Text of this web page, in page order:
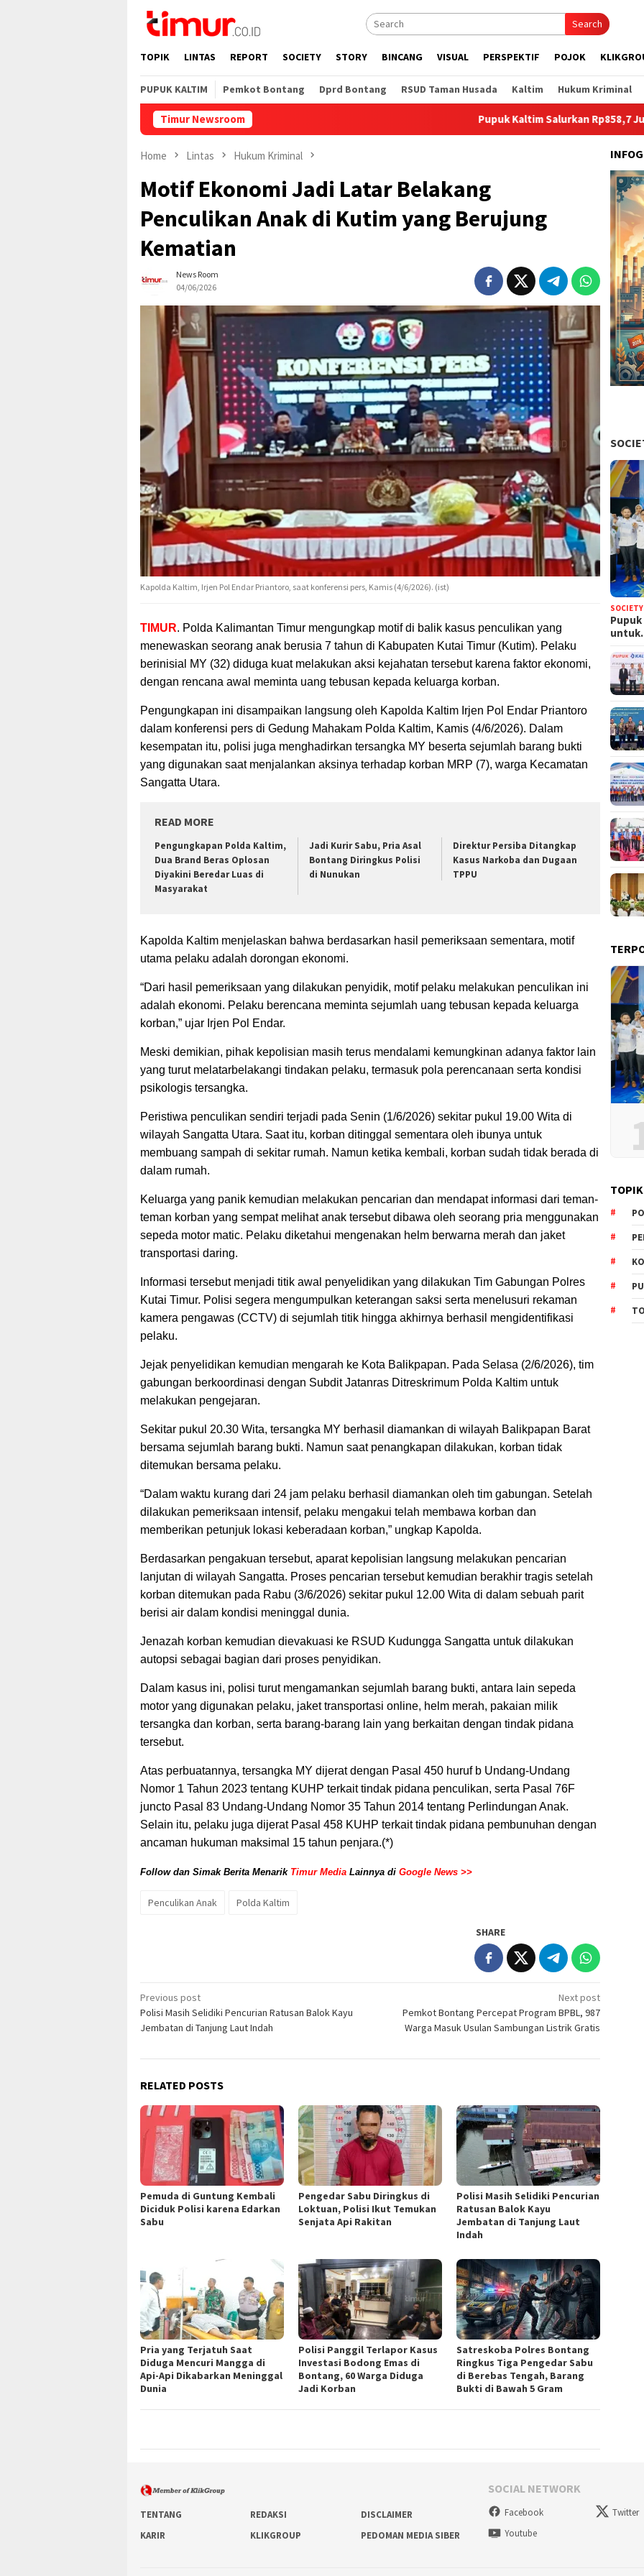
content
Search
TOPIK LINTAS REPORT SOCIETY STORY BINCANG VISUAL PERSPEKTIF POJOK
PUPUK KALTIM Pemkot Bontang Dprd Bontang RSUD Taman Husada Kaltim Hukum Kriminal
Timur Newsroom Pupuk Kaltim Salurkan Rp858,7 Juta untuk
Home Lintas Hukum Kriminal
Motif Ekonomi Jadi Latar Belakang
Penculikan Anak di Kutim yang Berujung
Kematian
News Room
04/06/2026
Kapolda Kaltim, Irjen Pol Endar Priantoro, saat konferensi pers, Kamis (4/6/2026). (ist)
TIMUR. Polda Kalimantan Timur mengungkap motif di balik kasus penculikan yang
menewaskan seorang anak berusia 7 tahun di Kabupaten Kutai Timur (Kutim). Pelaku
berinisial MY (32) diduga kuat melakukan aksi kejahatan tersebut karena faktor ekonomi,
dengan rencana awal meminta uang tebusan kepada keluarga korban.
Pengungkapan ini disampaikan langsung oleh Kapolda Kaltim Irjen Pol Endar Priantoro
dalam konferensi pers di Gedung Mahakam Polda Kaltim, Kamis (4/6/2026). Dalam
kesempatan itu, polisi juga menghadirkan tersangka MY beserta sejumlah barang bukti
yang digunakan saat menjalankan aksinya terhadap korban MRP (7), warga Kecamatan
Sangatta Utara.
READ MORE
Pengungkapan Polda Kaltim,
Dua Brand Beras Oplosan
Diyakini Beredar Luas di
Masyarakat
Jadi Kurir Sabu, Pria Asal
Bontang Diringkus Polisi
di Nunukan
Direktur Persiba Ditangkap
Kasus Narkoba dan Dugaan
TPPU
Kapolda Kaltim menjelaskan bahwa berdasarkan hasil pemeriksaan sementara, motif
utama pelaku adalah dorongan ekonomi.
“Dari hasil pemeriksaan yang dilakukan penyidik, motif pelaku melakukan penculikan ini
adalah ekonomi. Pelaku berencana meminta sejumlah uang tebusan kepada keluarga
korban,” ujar Irjen Pol Endar.
Meski demikian, pihak kepolisian masih terus mendalami kemungkinan adanya faktor lain
yang turut melatarbelakangi tindakan pelaku, termasuk pola perencanaan serta kondisi
psikologis tersangka.
Peristiwa penculikan sendiri terjadi pada Senin (1/6/2026) sekitar pukul 19.00 Wita di
wilayah Sangatta Utara. Saat itu, korban ditinggal sementara oleh ibunya untuk
membuang sampah di sekitar rumah. Namun ketika kembali, korban sudah tidak berada di
dalam rumah.
Keluarga yang panik kemudian melakukan pencarian dan mendapat informasi dari teman-
teman korban yang sempat melihat anak tersebut dibawa oleh seorang pria menggunakan
sepeda motor matic. Pelaku diketahui mengenakan helm berwarna merah dan jaket
transportasi daring.
Informasi tersebut menjadi titik awal penyelidikan yang dilakukan Tim Gabungan Polres
Kutai Timur. Polisi segera mengumpulkan keterangan saksi serta menelusuri rekaman
kamera pengawas (CCTV) di sejumlah titik hingga akhirnya berhasil mengidentifikasi
pelaku.
Jejak penyelidikan kemudian mengarah ke Kota Balikpapan. Pada Selasa (2/6/2026), tim
gabungan berkoordinasi dengan Subdit Jatanras Ditreskrimum Polda Kaltim untuk
melakukan pengejaran.
Sekitar pukul 20.30 Wita, tersangka MY berhasil diamankan di wilayah Balikpapan Barat
bersama sejumlah barang bukti. Namun saat penangkapan dilakukan, korban tidak
ditemukan bersama pelaku.
“Dalam waktu kurang dari 24 jam pelaku berhasil diamankan oleh tim gabungan. Setelah
dilakukan pemeriksaan intensif, pelaku mengakui telah membawa korban dan
memberikan petunjuk lokasi keberadaan korban,” ungkap Kapolda.
Berdasarkan pengakuan tersebut, aparat kepolisian langsung melakukan pencarian
lanjutan di wilayah Sangatta. Proses pencarian tersebut kemudian berakhir tragis setelah
korban ditemukan pada Rabu (3/6/2026) sekitar pukul 12.00 Wita di dalam sebuah parit
berisi air dalam kondisi meninggal dunia.
Jenazah korban kemudian dievakuasi ke RSUD Kudungga Sangatta untuk dilakukan
autopsi sebagai bagian dari proses penyidikan.
Dalam kasus ini, polisi turut mengamankan sejumlah barang bukti, antara lain sepeda
motor yang digunakan pelaku, jaket transportasi online, helm merah, pakaian milik
tersangka dan korban, serta barang-barang lain yang berkaitan dengan tindak pidana
tersebut.
Atas perbuatannya, tersangka MY dijerat dengan Pasal 450 huruf b Undang-Undang
Nomor 1 Tahun 2023 tentang KUHP terkait tindak pidana penculikan, serta Pasal 76F
juncto Pasal 83 Undang-Undang Nomor 35 Tahun 2014 tentang Perlindungan Anak.
Selain itu, pelaku juga dijerat Pasal 458 KUHP terkait tindak pidana pembunuhan dengan
ancaman hukuman maksimal 15 tahun penjara.(*)
Follow dan Simak Berita Menarik Timur Media Lainnya di Google News >>
Penculikan Anak Polda Kaltim
SHARE
Post
navigation
Previous post
Polisi Masih Selidiki Pencurian Ratusan Balok Kayu
Jembatan di Tanjung Laut Indah
Next post
Pemkot Bontang Percepat Program BPBL, 987
Warga Masuk Usulan Sambungan Listrik Gratis
RELATED POSTS
Pemuda di Guntung Kembali
Diciduk Polisi karena Edarkan
Sabu
Pengedar Sabu Diringkus di
Loktuan, Polisi Ikut Temukan
Senjata Api Rakitan
Polisi Masih Selidiki Pencurian
Ratusan Balok Kayu
Jembatan di Tanjung Laut
Indah
Pria yang Terjatuh Saat
Diduga Mencuri Mangga di
Api-Api Dikabarkan Meninggal
Dunia
Polisi Panggil Terlapor Kasus
Investasi Bodong Emas di
Bontang, 60 Warga Diduga
Jadi Korban
Satreskoba Polres Bontang
Ringkus Tiga Pengedar Sabu
di Berebas Tengah, Barang
Bukti di Bawah 5 Gram
SOCIETY
TENTANG REDAKSI
DISCLAIMER
KARIR
KLIKGROUP PEDOMAN MEDIA SIBER
SOCIAL NETWORK
Facebook
Twitter
Youtube